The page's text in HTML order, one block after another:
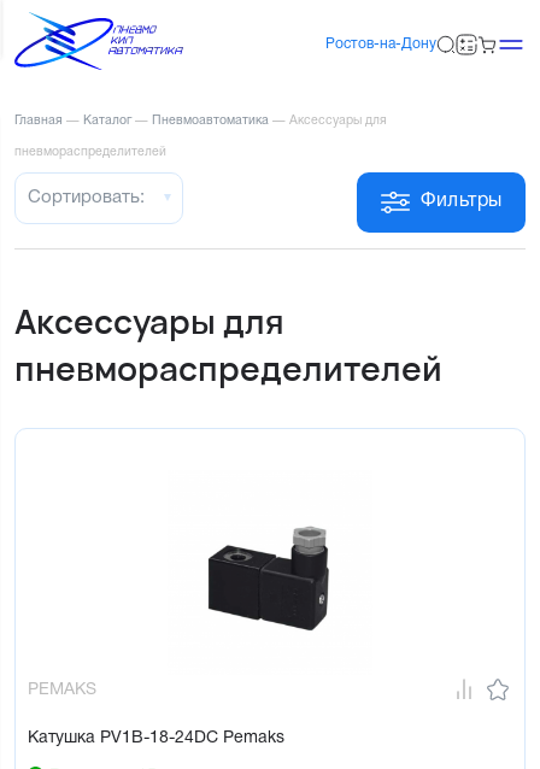
Ростов-на-Дону
Главная — Каталог — Пневмоавтоматика — Аксессуары для
пневмораспределителей
Фильтры
Сортировать:
Аксессуары для
пневмораспределителей
PEMAKS
Катушка PV1B-18-24DC Pemaks